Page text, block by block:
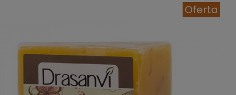
Oferta